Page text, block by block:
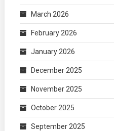
March 2026
February 2026
January 2026
December 2025
November 2025
October 2025
September 2025